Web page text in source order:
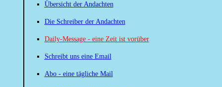
Übersicht der Andachten
Die Schreiber der Andachten
Daily-Message - eine Zeit ist vorüber
Schreibt uns eine Email
Abo - eine tägliche Mail